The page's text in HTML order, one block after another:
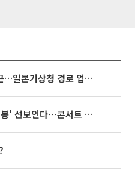
태풍 '돌핀' 오키나와 접근…일본기상청 경로 업데이트
빅뱅, 20주년 기념 '새 뱅봉' 선보인다⋯콘서트 앞두고 팝업 개최